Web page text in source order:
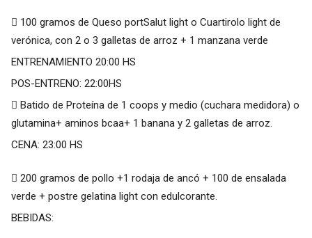
 100 gramos de Queso portSalut light o Cuartirolo light de
verónica, con 2 o 3 galletas de arroz + 1 manzana verde
ENTRENAMIENTO 20:00 HS
POS-ENTRENO: 22:00HS
 Batido de Proteína de 1 coops y medio (cuchara medidora) o
glutamina+ aminos bcaa+ 1 banana y 2 galletas de arroz.
CENA: 23:00 HS
 200 gramos de pollo +1 rodaja de ancó + 100 de ensalada
verde + postre gelatina light con edulcorante.
BEBIDAS: